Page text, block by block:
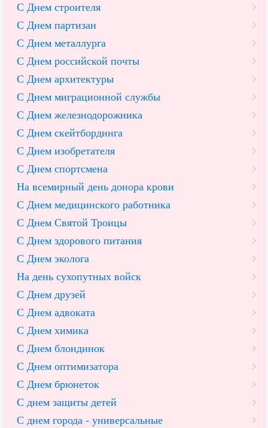
С Днем строителя
С Днем партизан
С Днем металлурга
С Днем российской почты
С Днем архитектуры
С Днем миграционной службы
С Днем железнодорожника
С Днем скейтбординга
С Днем изобретателя
С Днем спортсмена
На всемирный день донора крови
С Днем медицинского работника
С Днем Святой Троицы
С Днем здорового питания
С Днем эколога
На день сухопутных войск
С Днем друзей
С Днем адвоката
С Днем химика
С Днем блондинок
С Днем оптимизатора
С Днем брюнеток
С днем защиты детей
С днем города - универсальные